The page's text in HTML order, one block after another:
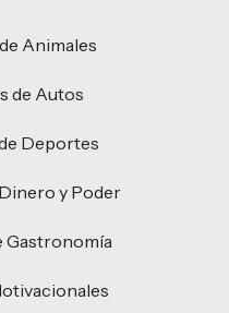
Animales
de Autos
Deportes
y Poder
Gastronomía